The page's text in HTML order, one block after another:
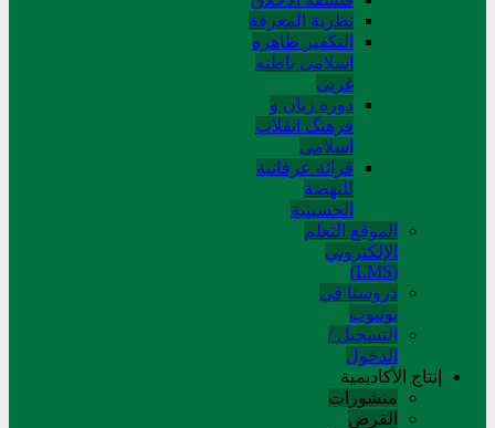
نظریة المعرفة
التکفیر ظاهره
اسلامی باطنه
غربی
دوره زبان و
فرهنگ انقلاب
اسلامی
قرائة عرفانیة
للنهضة
الحسینیة
الموقع التعلم
الإلکتروني
(LMS)
دروسنا في
يوتيوب
التسجيل /
الدخول
إنتاج الأكاديمية
منشورات
القرص